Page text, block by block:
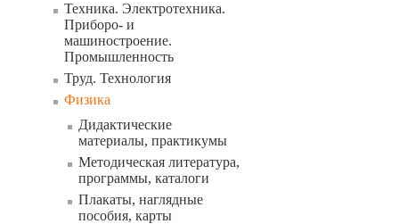
Техника. Электротехника.
Приборо- и
машиностроение.
Промышленность
Труд. Технология
Физика
Дидактические
материалы, практикумы
Методическая литература,
программы, каталоги
Плакаты, наглядные
пособия, карты